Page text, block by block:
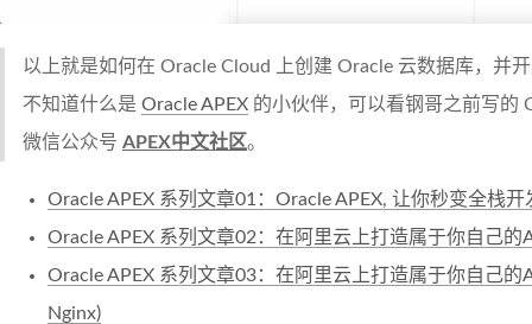
以上就是如何在 Oracle Cloud 上创建 Oracle 云数据库，并
不知道什么是 Oracle APEX 的小伙伴，可以看钢哥之前写的
微信公众号 APEX中文社区。
Oracle APEX 系列文章01：Oracle APEX, 让你秒变全栈开
Oracle APEX 系列文章02：在阿里云上打造属于你自己的
Oracle APEX 系列文章03：在阿里云上打造属于你自己的
Nginx)